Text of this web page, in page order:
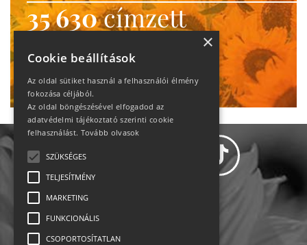
35 630címzett
heti motiváció
Ne maradj le!
×
Cookie beállítások
Az oldal sütiket használ a felhasználói élmény
fokozása céljából.
Az oldal böngészésével elfogadod az
adatvédelmi tájékoztató szerinti cookie
felhasználást. Tovább olvasok
SZÜKSÉGES
TELJESÍTMÉNY
MARKETING
FUNKCIONÁLIS
CSOPORTOSÍTATLAN